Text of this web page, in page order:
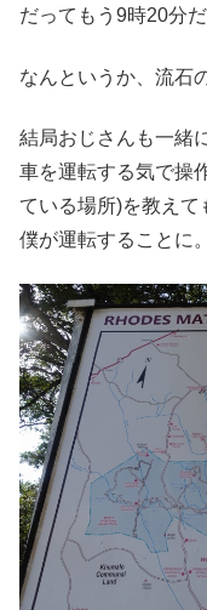
だってもう9時20分だ
なんというか、流石
結局おじさんも一緒
車を運転する気で操
ている場所)を教え
僕が運転することに。